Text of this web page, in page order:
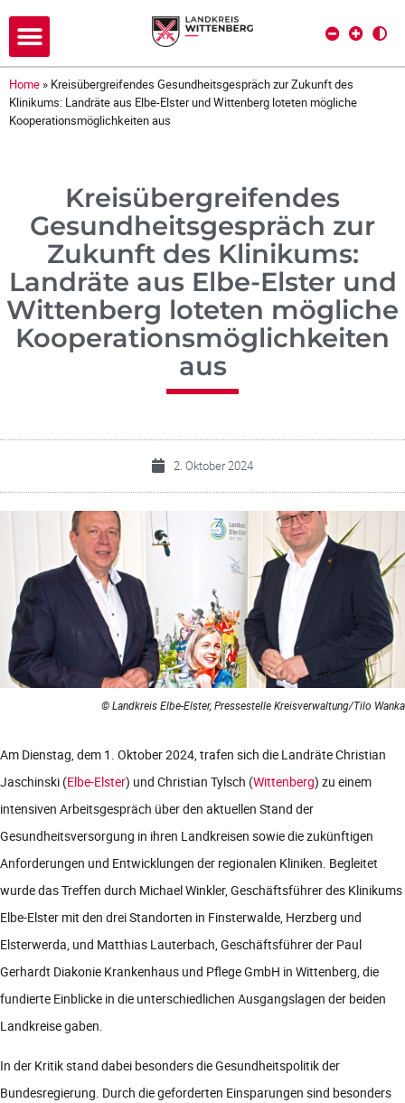
Home » Kreisübergreifendes Gesundheitsgespräch zur Zukunft des
Klinikums: Landräte aus Elbe-Elster und Wittenberg loteten mögliche
Kooperationsmöglichkeiten aus
Kreisübergreifendes
Gesundheitsgespräch zur
Zukunft des Klinikums:
Landräte aus Elbe-Elster und
Wittenberg loteten mögliche
Kooperationsmöglichkeiten
aus
2. Oktober 2024
© Landkreis Elbe-Elster, Pressestelle Kreisverwaltung/Tilo Wanka
Am Dienstag, dem 1. Oktober 2024, trafen sich die Landräte Christian
Jaschinski (Elbe-Elster) und Christian Tylsch (Wittenberg) zu einem
intensiven Arbeitsgespräch über den aktuellen Stand der
Gesundheitsversorgung in ihren Landkreisen sowie die zukünftigen
Anforderungen und Entwicklungen der regionalen Kliniken. Begleitet
wurde das Treffen durch Michael Winkler, Geschäftsführer des Klinikums
Elbe-Elster mit den drei Standorten in Finsterwalde, Herzberg und
Elsterwerda, und Matthias Lauterbach, Geschäftsführer der Paul
Gerhardt Diakonie Krankenhaus und Pflege GmbH in Wittenberg, die
fundierte Einblicke in die unterschiedlichen Ausgangslagen der beiden
Landkreise gaben.
In der Kritik stand dabei besonders die Gesundheitspolitik der
Bundesregierung. Durch die geforderten Einsparungen sind besonders